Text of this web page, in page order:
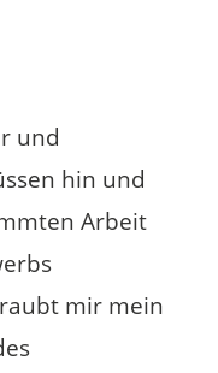
und
hin und
Arbeit
mir mein